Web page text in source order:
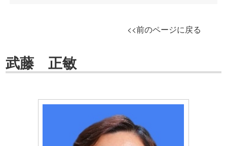
<<前のページに戻る
武藤 正敏